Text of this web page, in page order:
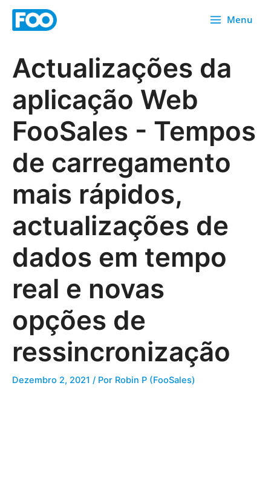
Saltar
conteúdo
Menu
Actualizações da
aplicação Web
FooSales - Tempos
de carregamento
mais rápidos,
actualizações de
dados em tempo
real e novas
opções de
ressincronização
Dezembro 2, 2021 / Por Robin P (FooSales)